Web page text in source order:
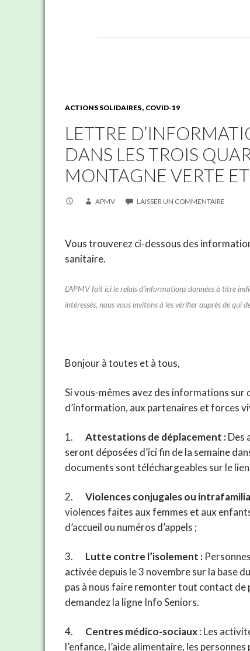
ACTIONS SOLIDAIRES COVID-19
LETTRE
DANS LES TROIS
MONTAGNE VERTE
APMV LAISSER UN COMMENTAIRE
Vous trouverez ci-dessous des
sanitaire.
L’APMV fait ici le relais d’informations données à titre
intéressés, nous vous invitons à les vérifier auprès de qui
Bonjour à toutes et à tous,
Si vous-mêmes avez des informations
d’information, aux partenaires et forces
1. Attestations de déplacement :Des
seront déposées d’ici fin de la semaine
documents sont téléchargeables sur le
2. Violences conjugales ou
violences faites aux femmes et aux
d’accueil ou numéros d’appels ;
3. Lutte contre l’isolement :
activée depuis le 3 novembre sur la base
pas à nous faire remonter tout contact
demandez la ligne Info Seniors.
4. Centres médico-sociaux: Les
l’enfance, l’aide alimentaire, les